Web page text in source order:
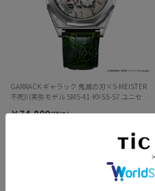
GARRACK ギャラック 鬼滅の刃×S-MEISTER
不死川実弥モデル SMS-41-KY-SS-S7 ユニセッ
￥74,800(税込)